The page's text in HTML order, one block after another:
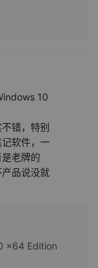
10
错，特别
软件，一
老牌的
产品说没就
x64 Edition